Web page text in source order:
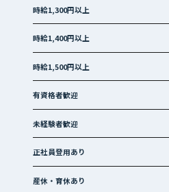
時給1,300円以上
時給1,400円以上
時給1,500円以上
有資格者歓迎
未経験者歓迎
正社員登用あり
産休・育休あり